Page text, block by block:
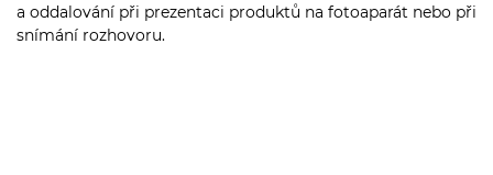
a oddalování při prezentaci produktů na fotoaparát nebo při
snímání rozhovoru.